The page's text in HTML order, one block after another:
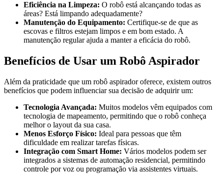
Eficiência na Limpeza: O robô está alcançando todas as
áreas? Está limpando adequadamente?
Manutenção do Equipamento: Certifique-se de que as
escovas e filtros estejam limpos e em bom estado. A
manutenção regular ajuda a manter a eficácia do robô.
Benefícios de Usar um Robô Aspirador
Além da praticidade que um robô aspirador oferece, existem outros
benefícios que podem influenciar sua decisão de adquirir um:
Tecnologia Avançada: Muitos modelos vêm equipados com
tecnologia de mapeamento, permitindo que o robô conheça
melhor o layout da sua casa.
Menos Esforço Físico: Ideal para pessoas que têm
dificuldade em realizar tarefas físicas.
Integração com Smart Home: Vários modelos podem ser
integrados a sistemas de automação residencial, permitindo
controle por voz ou programação via assistentes virtuais.